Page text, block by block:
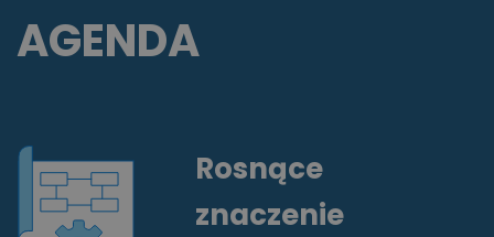
AGENDA
Rosnące
znaczenie